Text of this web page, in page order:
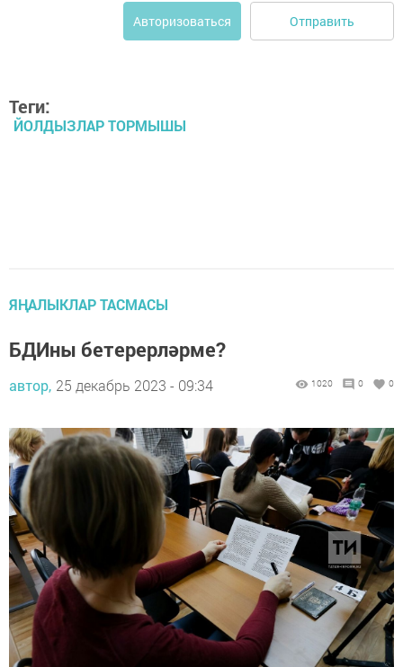
Авторизоваться Отправить
Теги:
ЙОЛДЫЗЛАР ТОРМЫШЫ
ЯҢАЛЫКЛАР ТАСМАСЫ
БДИны бетерерләрме?
автор, 25 декабрь 2023 - 09:34 1020 0 0